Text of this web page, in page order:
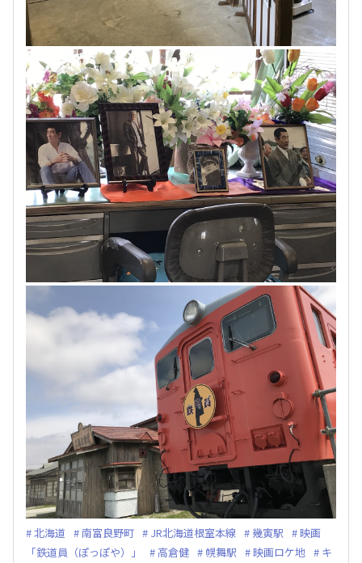
北海道 南富良野町 JR北海道根室本線 幾寅駅
映画
「鉄道員（ぽっぽや）」
高倉健 幌舞駅 映画ロケ地
キ